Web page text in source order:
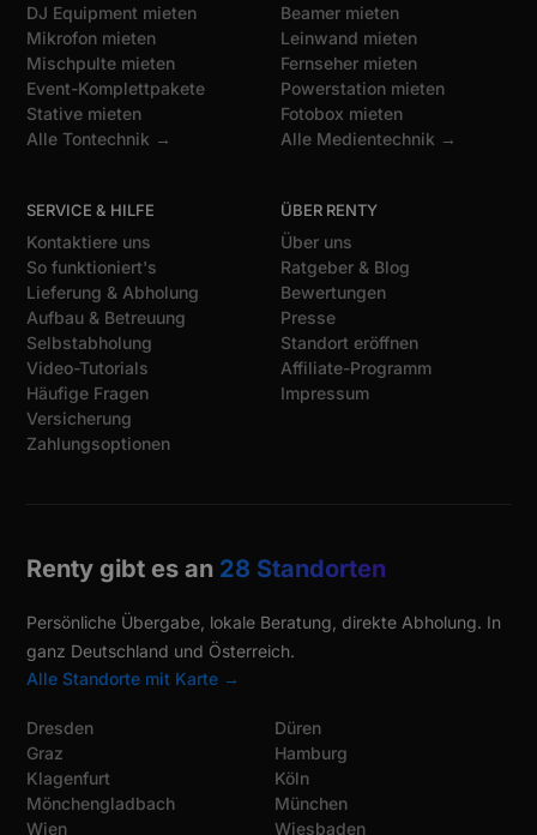
DJ Equipment mieten
Mikrofon mieten
Mischpulte mieten
Event-Komplettpakete
Stative mieten
Alle Tontechnik →
Beamer mieten
Leinwand mieten
Fernseher mieten
Powerstation mieten
Fotobox mieten
Alle Medientechnik →
SERVICE & HILFE
Kontaktiere uns
So funktioniert's
Lieferung & Abholung
Aufbau & Betreuung
Selbstabholung
Video-Tutorials
Häufige Fragen
Versicherung
Zahlungsoptionen
ÜBER RENTY
Über uns
Ratgeber & Blog
Bewertungen
Presse
Standort eröffnen
Affiliate-Programm
Impressum
Renty gibt es an 28 Standorten
Persönliche Übergabe, lokale Beratung, direkte Abholung. In
ganz Deutschland und Österreich.
Alle Standorte mit Karte →
Dresden
Graz
Klagenfurt
Mönchengladbach
Wien
Düren
Hamburg
Köln
München
Wiesbaden